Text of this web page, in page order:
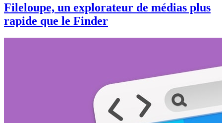
Fileloupe, un explorateur de médias plus
rapide que le Finder